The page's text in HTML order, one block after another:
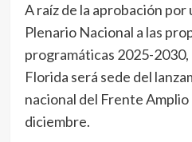
A raíz de la aprobación por
Plenario Nacional a las
programáticas 2025-
Florida será sede del
nacional del Frente Amplio
diciembre.